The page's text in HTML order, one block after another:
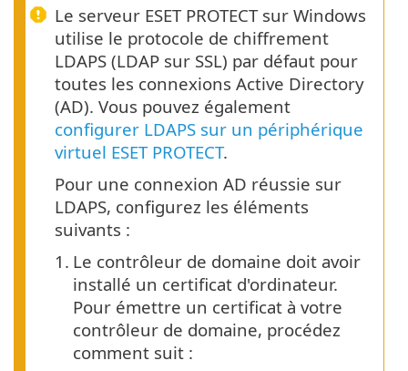
Le serveur ESET PROTECT sur Windows
utilise le protocole de chiffrement
LDAPS (LDAP sur SSL) par défaut pour
toutes les connexions Active Directory
(AD). Vous pouvez également
configurer LDAPS sur un périphérique
virtuel ESET PROTECT.
Pour une connexion AD réussie sur
LDAPS, configurez les éléments
suivants :
1. Le contrôleur de domaine doit avoir
installé un certificat d'ordinateur.
Pour émettre un certificat à votre
contrôleur de domaine, procédez
comment suit :